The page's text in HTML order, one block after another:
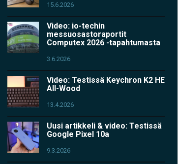
15.6.2026
Video: io-techin
messuosastoraportit
Computex 2026 -tapahtumasta
3.6.2026
Video: Testissä Keychron K2 HE
All-Wood
13.4.2026
Uusi artikkeli & video: Testissä
Google Pixel 10a
9.3.2026